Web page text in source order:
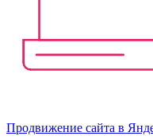
Продвижение сайта в